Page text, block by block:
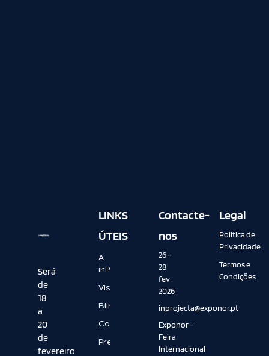
Será
de
18
a
20
de
fevereiro
LINKS
ÚTEIS
A
inProjecta
Visitar
Bilheteira
Contactos
Press
Contacte-
nos
26 -
28
fev
2026
inprojecta@exponor.pt
Exponor -
Feira
Internacional
Legal
Política de
Privacidade
Termos e
Condições